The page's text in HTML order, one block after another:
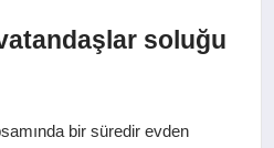
soluğu
bir süredir evden